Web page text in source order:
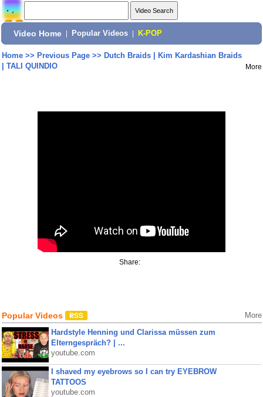
Video Home Popular Videos K-POP
Home>> Previous Page>> Dutch Braids | Kim Kardashian Braids
| TALI QUINDIO
More
Share:
Popular Videos More
Hardstyle Henning und Clarissa müssen zum
Elterngespräch? | ...
youtube.com
I shaved my eyebrows so I can try EYEBROW
TATTOOS
youtube.com